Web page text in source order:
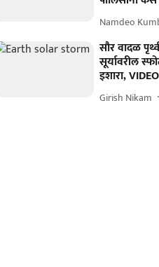
Namdeo
सौर वादळ
सूर्यावरील
इशारा, VIDEO
Girish Nikam